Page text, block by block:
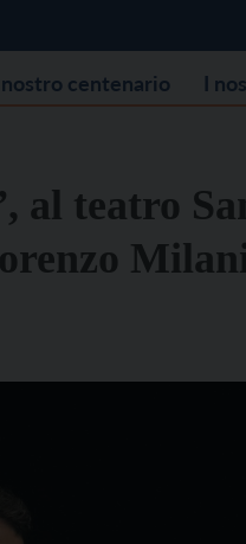
nostro centenario I
al teatro